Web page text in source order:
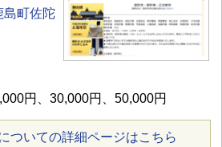
島町佐陀
円、30,000円、50,000円
ついての詳細ページはこちら